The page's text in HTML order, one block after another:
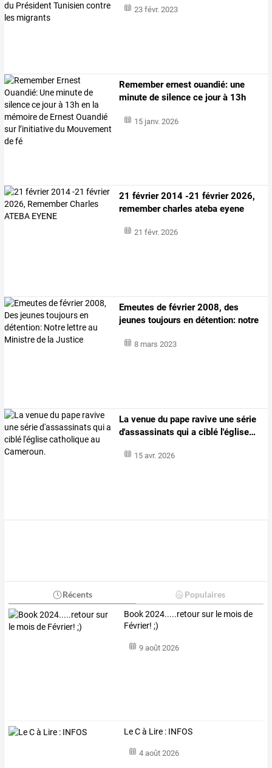
23 févr. 2023
Rememberernest ouandié: une
minute de silence ce jourà 13h
15 janv. 2026
21 février 2014 -21 février 2026,
remember charles ateba eyene
21 févr. 2026
Emeutes de février2008, des
jeunes toujours en détention: notre
8 mars 2023
La venue du pape ravive une série
d'assassinats qui a ciblé l'église…
15 avr. 2026
Récents Populaires
Book 2024.....retour sur le mois de
Février! ;)
9 août 2026
Le C à Lire : INFOS
4 août 2026